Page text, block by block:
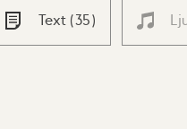
Text (35)